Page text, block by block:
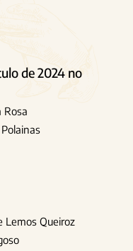
de 2024 no
Rosa
Lemos Queiroz